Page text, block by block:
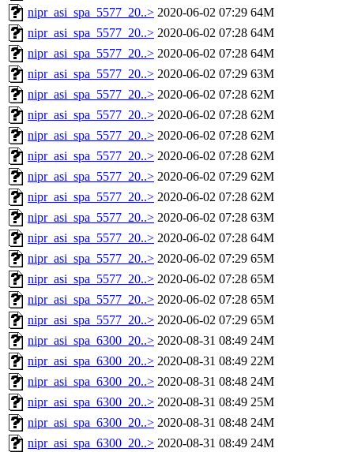
nipr_asi_spa_5577_20..> 2020-06-02 07:29 64M
nipr_asi_spa_5577_20..> 2020-06-02 07:28 64M
nipr_asi_spa_5577_20..> 2020-06-02 07:28 64M
nipr_asi_spa_5577_20..> 2020-06-02 07:29 63M
nipr_asi_spa_5577_20..> 2020-06-02 07:28 62M
nipr_asi_spa_5577_20..> 2020-06-02 07:28 62M
nipr_asi_spa_5577_20..> 2020-06-02 07:28 62M
nipr_asi_spa_5577_20..> 2020-06-02 07:28 62M
nipr_asi_spa_5577_20..> 2020-06-02 07:29 62M
nipr_asi_spa_5577_20..> 2020-06-02 07:28 62M
nipr_asi_spa_5577_20..> 2020-06-02 07:28 63M
nipr_asi_spa_5577_20..> 2020-06-02 07:28 64M
nipr_asi_spa_5577_20..> 2020-06-02 07:29 65M
nipr_asi_spa_5577_20..> 2020-06-02 07:28 65M
nipr_asi_spa_5577_20..> 2020-06-02 07:28 65M
nipr_asi_spa_5577_20..> 2020-06-02 07:29 65M
nipr_asi_spa_6300_20..> 2020-08-31 08:49 24M
nipr_asi_spa_6300_20..> 2020-08-31 08:49 22M
nipr_asi_spa_6300_20..> 2020-08-31 08:48 24M
nipr_asi_spa_6300_20..> 2020-08-31 08:49 25M
nipr_asi_spa_6300_20..> 2020-08-31 08:48 24M
nipr_asi_spa_6300_20..> 2020-08-31 08:49 24M